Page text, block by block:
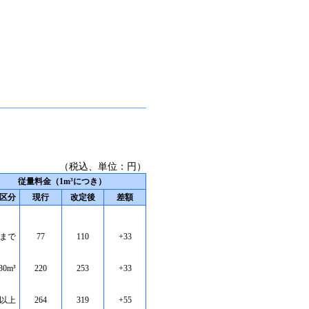
（税込、単位：円）
従量料金（1m³につき）
分
現行 改定後 差額
で 77 110 +33
220 253 +33
上 264 319 +55